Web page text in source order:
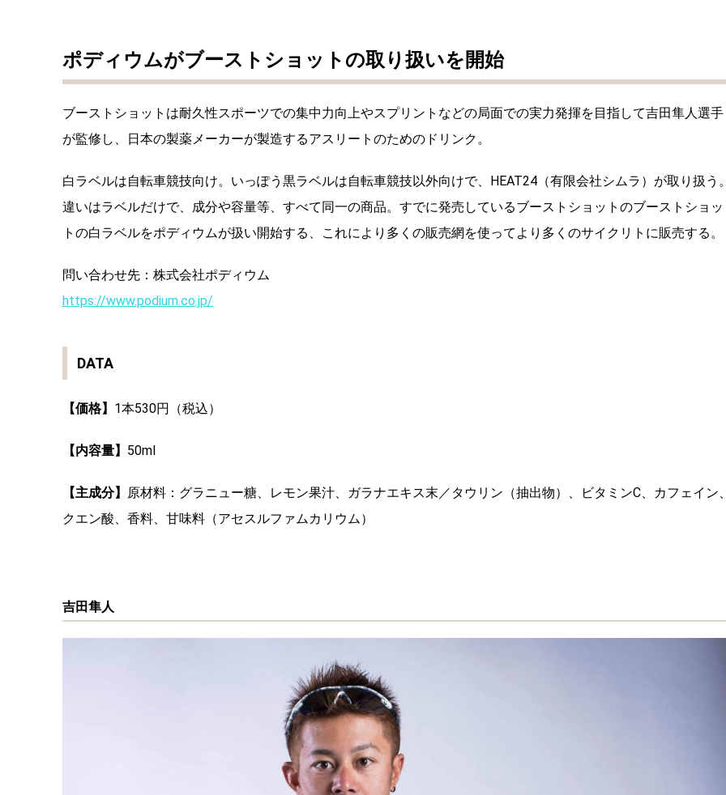
ポディウムがブーストショットの取り扱いを開始
ブーストショットは耐久性スポーツでの集中力向上やスプリントなどの局面での実力発揮を目指して吉田隼人選手
が監修し、日本の製薬メーカーが製造するアスリートのためのドリンク。
白ラベルは自転車競技向け。いっぽう黒ラベルは自転車競技以外向けで、HEAT24（有限会社シムラ）が取り扱う
違いはラベルだけで、成分や容量等、 すべて同一の商品。すでに発売しているブーストショットのブーストショッ
トの白ラベルをポディウムが扱い開始する、これにより多くの販売網を使ってより多くのサイクリトに販売する。
問い合わせ先：株式会社ポディウム
https://www.podium.co.jp/
DATA
【価格】 1本530円（税込）
【内容量】 50ml
【主成分】 原材料：グラニュー糖、レモン果汁、ガラナエキス末／タウリン（抽出物）、ビタミンC、カフェイン
クエン酸、香料、甘味料（アセスルファムカリウム）
吉田隼人